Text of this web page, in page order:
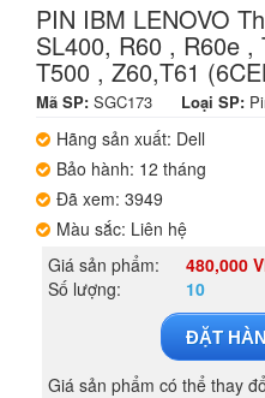
PIN IBM LENOVO
SL400, R60 , R60e
T500 , Z60,T61
Mã SP: SGC173 Loại SP:
Hãng sản xuất: Dell
Bảo hành: 12 tháng
Đã xem: 3949
Màu sắc: Liên hệ
Giá sản phẩm:
480,000
Số lượng:
10
ĐẶT
Giá sản phẩm có thể thay